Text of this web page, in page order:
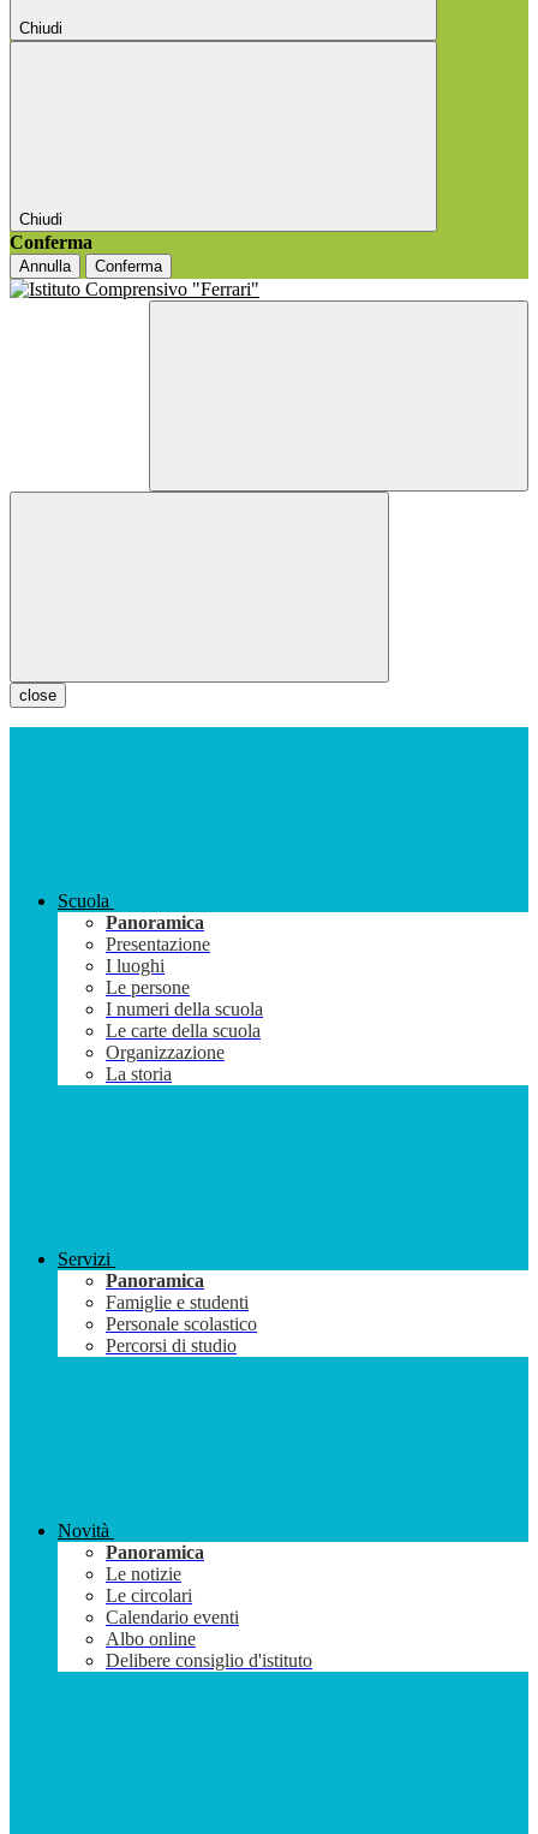
Chiudi
Chiudi
Conferma
Annulla Conferma
close
Scuola
Panoramica
Presentazione
I luoghi
Le persone
I numeri della scuola
Le carte della scuola
Organizzazione
La storia
Servizi
Panoramica
Famiglie e studenti
Personale scolastico
Percorsi di studio
Novità
Panoramica
Le notizie
Le circolari
Calendario eventi
Albo online
Delibere consiglio d'istituto